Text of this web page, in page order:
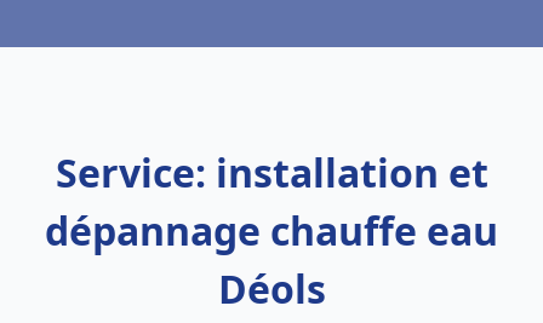
Service: installation et
dépannage chauffe eau
Déols